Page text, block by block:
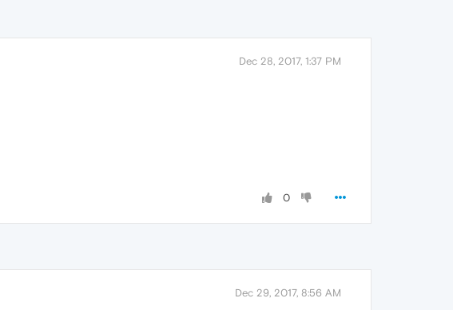
Dec 28, 2017, 1:37 PM
0
Dec 29, 2017, 8:56 AM